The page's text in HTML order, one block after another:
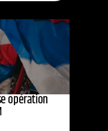
opération